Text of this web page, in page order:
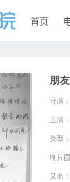
首页
朋
导演：
主演：
类型：
制片
又名：